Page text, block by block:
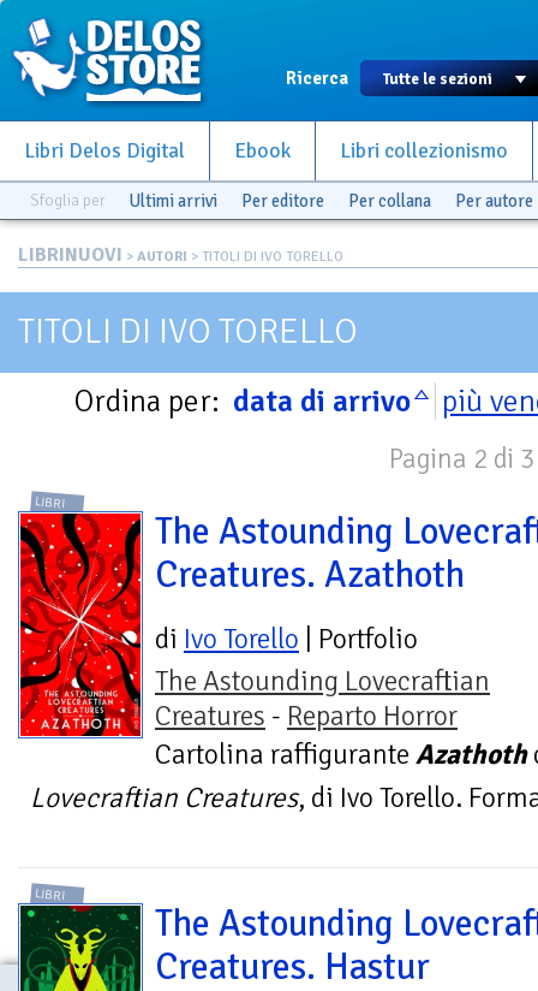
Ricerca
Libri Delos Digital Ebook Libri collezionismo
Sfoglia per Ultimi arrivi Per editore Per collana Per autore
LIBRINUOVI > AUTORI > TITOLI DI IVO TORELLO
TITOLI DI IVO TORELLO
Ordina per: data di arrivo più
Pagina 2 di 3
LIBRI
The Astounding
Creatures. Azathoth
di Ivo Torello | Portfolio
The Astounding Lovecraftian
Creatures - Reparto Horror
Cartolina raffigurante Azathoth
Lovecraftian Creatures, di Ivo Torello.
LIBRI
The Astounding
Creatures. Hastur